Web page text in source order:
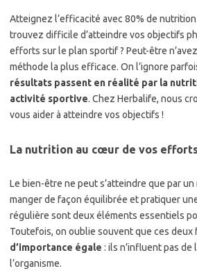
Atteignez l’efficacité avec 80% de
trouvez difficile d’atteindre vos objectifs
efforts sur le plan sportif ? Peut-être
méthode la plus efficace. On l’ignore
résultats passent en réalité par la
activité sportive. Chez Herbalife, nous
vous aider à atteindre vos objectifs !
La nutrition au cœur de vos
Le bien-être ne peut s’atteindre que par un
manger de façon équilibrée et pratiquer
régulière sont deux éléments essentiels
Toutefois, on oublie souvent que ces deux
d’importance égale : ils n’influent pas de
l’organisme.